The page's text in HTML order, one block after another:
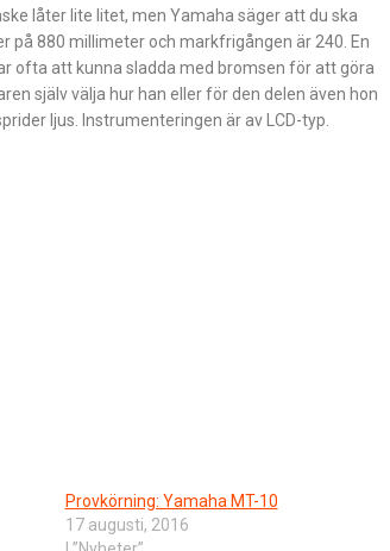
låter lite litet, men Yamaha säger att du ska
på 880 millimeter och markfrigången är 240. En
ofta att kunna sladda med bromsen för att göra
själv välja hur han eller för den delen även hon
ljus. Instrumenteringen är av LCD-typ.
Provkörning: Yamaha MT-10
17 augusti, 2016